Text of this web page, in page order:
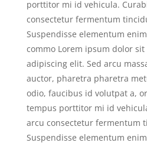
porttitor mi id vehicula.
consectetur fermentum
Suspendisse elementum
commo Lorem ipsum dolor
adipiscing elit. Sed arcu
auctor, pharetra pharetra
odio, faucibus id volutpat a,
tempus porttitor mi id
arcu consectetur fermentum
Suspendisse elementum